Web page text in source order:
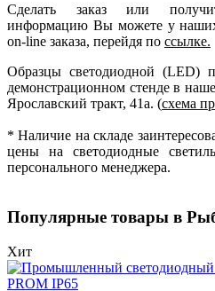
Сделать заказ или
информацию Вы можете у
on-line заказа, перейдя по ссылке.
Образцы светодиодной (LED)
демонстрационном стенде в
Ярославский тракт, 41а. (схема
* Наличие на складе
цены на светодиодные
персонального менеджера.
Популярные товары в
Хит